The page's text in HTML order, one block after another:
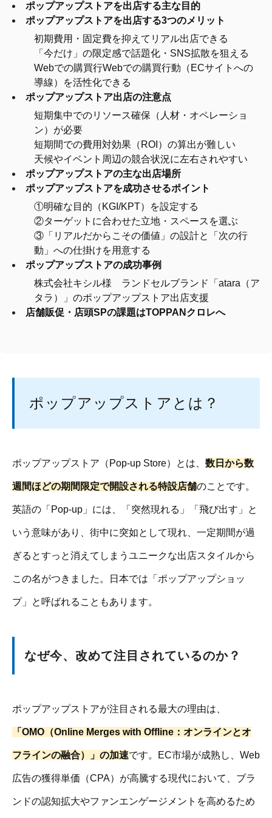
ポップアップストアを出店する主な目的
ポップアップストアを出店する3つのメリット
初期費用・固定費を抑えてリアル出店できる
「今だけ」の限定感で話題化・SNS拡散を狙える
Webでの購買行Webでの購買行動（ECサイトへの
導線）を活性化できる
ポップアップストア出店の注意点
短期集中でのリソース確保（人材・オペレーショ
ン）が必要
短期間での費用対効果（ROI）の算出が難しい
天候やイベント周辺の競合状況に左右されやすい
ポップアップストアの主な出店場所
ポップアップストアを成功させるポイント
①明確な目的（KGI/KPT）を設定する
②ターゲットに合わせた立地・スペースを選ぶ
③「リアルだからこその価値」の設計と「次の行
動」への仕掛けを用意する
ポップアップストアの成功事例
株式会社キシル様 ランドセルブランド「atara（ア
タラ）」のポップアップストア出店支援
店舗販促・店頭SPの課題はTOPPANクロレへ
ポップアップストアとは？
ポップアップストア（Pop-up Store）とは、 数日から数
週間ほどの期間限定で開設される特設店舗のことです。
英語の「Pop-up」には、「突然現れる」「飛び出す」と
いう意味があり、街中に突如として現れ、一定期間が過
ぎるとすっと消えてしまうユニークな出店スタイルから
この名がつきました。日本では「ポップアップショッ
プ」と呼ばれることもあります。
なぜ今、改めて注目されているのか？
ポップアップストアが注目される最大の理由は、
「OMO（Online Merges with Offline：オンラインとオ
フラインの融合）」の加速です。EC市場が成熟し、Web
広告の獲得単価（CPA）が高騰する現代において、ブラ
ンドの認知拡大やファンエンゲージメントを高めるため